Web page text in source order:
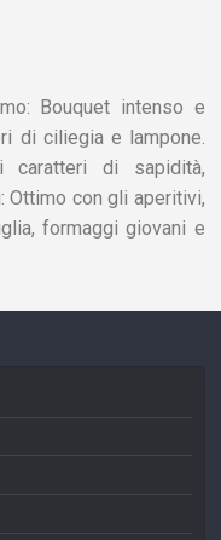
Bouquet intenso e
di ciliegia e lampone.
caratteri di sapidità,
Ottimo con gli aperitivi,
formaggi giovani e